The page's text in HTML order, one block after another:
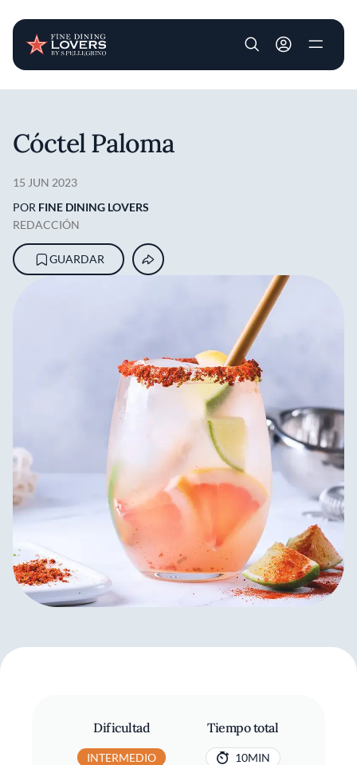
User account
Cóctel Paloma
15 JUN 2023
POR FINE DINING LOVERS
REDACCIÓN
GUARDAR
Dificultad
INTERMEDIO
Tiempo total
10MIN